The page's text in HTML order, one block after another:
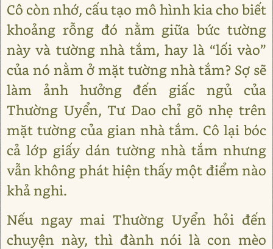
Cô còn nhớ, cấu tạo mô hình kia cho biết
khoảng rỗng đó nằm giữa bức tường
này và tường nhà tắm, hay là “lối vào”
của nó nằm ở mặt tường nhà tắm? Sợ sẽ
làm ảnh hưởng đến giấc ngủ của
Thường Uyển, Tư Dao chỉ gõ nhẹ trên
mặt tường của gian nhà tắm. Cô lại bóc
cả lớp giấy dán tường nhà tắm nhưng
vẫn không phát hiện thấy một điểm nào
khả nghi.
Nếu ngay mai Thường Uyển hỏi đến
chuyện này, thì đành nói là con mèo